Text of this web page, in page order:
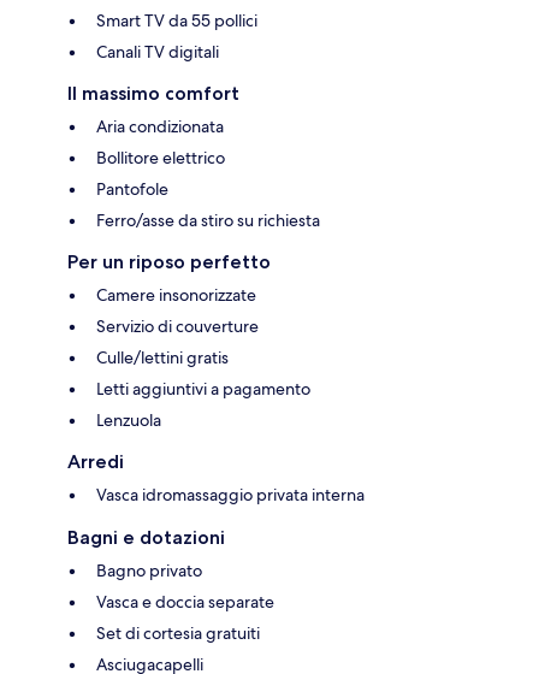
Smart TV da 55 pollici
Canali TV digitali
Il massimo comfort
Aria condizionata
Bollitore elettrico
Pantofole
Ferro/asse da stiro su richiesta
Per un riposo perfetto
Camere insonorizzate
Servizio di couverture
Culle/lettini gratis
Letti aggiuntivi a pagamento
Lenzuola
Arredi
Vasca idromassaggio privata interna
Bagni e dotazioni
Bagno privato
Vasca e doccia separate
Set di cortesia gratuiti
Asciugacapelli